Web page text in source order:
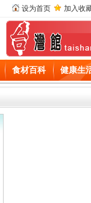
设为首页 加入收
食材百科 健康生